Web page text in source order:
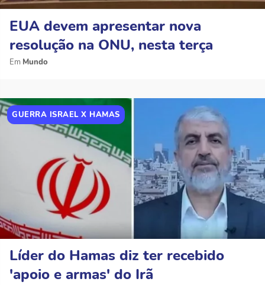
EUA devem apresentar nova
resolução na ONU, nesta terça
Mundo
GUERRA ISRAEL X HAMAS
Líder do Hamas diz ter recebido
'apoio e armas' do Irã